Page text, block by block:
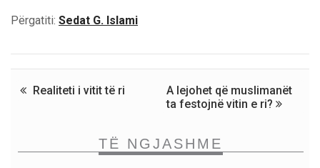
Përgatiti: Sedat G. Islami
Realiteti i vitit të ri
A lejohet që muslimanët
ta festojnë vitin e ri?
TË NGJASHME